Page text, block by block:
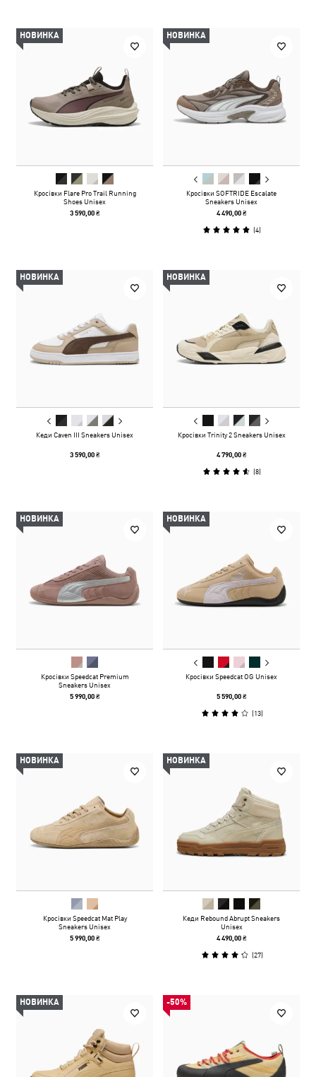
НОВИНКА
Кросівки Flare Pro Trail Running
Shoes Unisex
3 590,00 ₴
НОВИНКА
Кросівки SOFTRIDE Escalate
Sneakers Unisex
4 490,00 ₴
(4)
НОВИНКА
Кеди Caven III Sneakers Unisex
3 590,00 ₴
НОВИНКА
Кросівки Trinity 2 Sneakers Unisex
4 790,00 ₴
(8)
НОВИНКА
Кросівки Speedcat Premium
Sneakers Unisex
5 990,00 ₴
НОВИНКА
Кросівки Speedcat OG Unisex
5 590,00 ₴
(13)
НОВИНКА
Кросівки Speedcat Mat Play
Sneakers Unisex
5 990,00 ₴
НОВИНКА
Кеди Rebound Abrupt Sneakers
Unisex
4 490,00 ₴
(27)
НОВИНКА -50%